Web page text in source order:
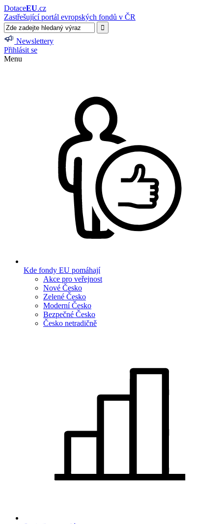
DotaceEU.cz
Zastřešující portál evropských fondů v ČR
Newslettery
Přihlásit se
Menu
Kde fondy EU pomáhají
Akce pro veřejnost
Nové Česko
Zelené Česko
Moderní Česko
Bezpečné Česko
Česko netradičně